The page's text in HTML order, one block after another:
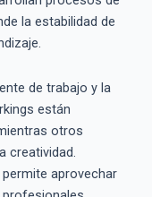
la estabilidad de
de trabajo y la
están
otros
creatividad.
aprovechar